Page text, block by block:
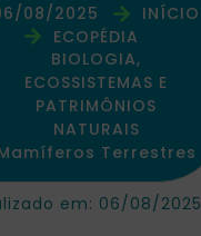
em: 06/08/2025
08/2025
INÍCIO
ECOPÉDIA
BIOLOGIA,
ECOSSISTEMAS E
PATRIMÔNIOS
NATURAIS
Terrestres